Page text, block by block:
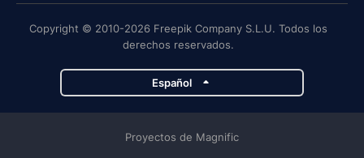
Copyright © 2010-2026 Freepik Company S.L.U. Todos los
derechos reservados.
Español
Proyectos de Magnific